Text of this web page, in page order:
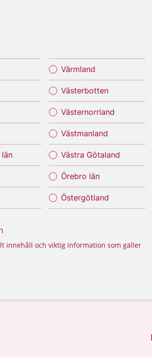
Värmland
Västerbotten
Västernorrland
Västmanland
Västra Götaland
Örebro län
Östergötland
innehåll och viktig information som gäller